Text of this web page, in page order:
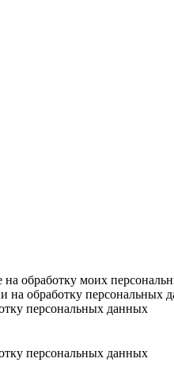
на обработку моих
на обработку персональных
персональных данных
персональных данных